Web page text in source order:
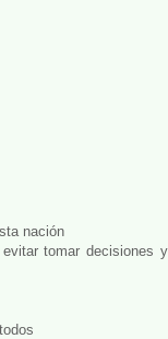
nación
tomar decisiones